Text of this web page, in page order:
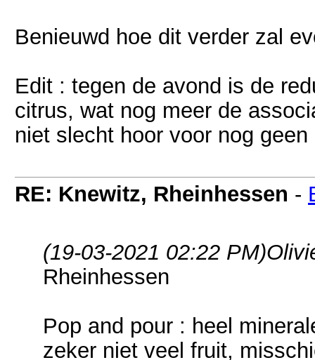
Benieuwd hoe dit verder zal
Edit : tegen de avond is de
citrus, wat nog meer de
niet slecht hoor voor nog geen
RE: Knewitz, Rheinhessen -
(19-03-2021 02:22 PM)
Rheinhessen
Pop and pour : heel
zeker niet veel fruit,